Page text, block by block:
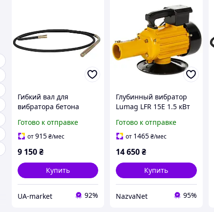
Гибкий вал для
вибратора бетона
производительность
12000 л/ч длина
Готово к отправке
от915₴/мес
9 150₴
Купить
UA-market 92%
Глубинный вибратор
Lumag LFR 15E 1.5 кВт
ч компактный дизайн
для бетонных работ
Готово к отправке
от 1465₴/мес
14 650₴
Купить
NazvaNet 95%